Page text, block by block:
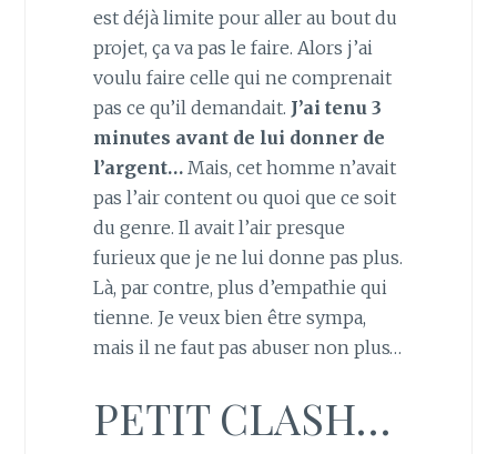
est déjà limite pour aller au bout du
projet, ça va pas le faire. Alors j’ai
voulu faire celle qui ne comprenait
pas ce qu’il demandait. J’ai tenu 3
minutes avant de lui donner de
l’argent…Mais, cet homme n’avait
pas l’air content ou quoi que ce soit
du genre. Il avait l’air presque
furieux que je ne lui donne pas plus.
Là, par contre, plus d’empathie qui
tienne. Je veux bien être sympa,
mais il ne faut pas abuser non plus…
PETIT CLASH…